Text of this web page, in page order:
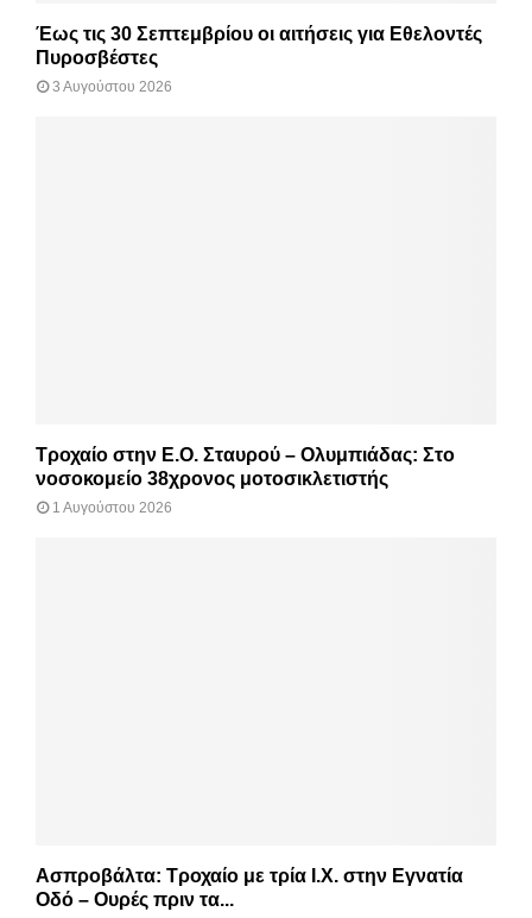
Έως τις 30 Σεπτεμβρίου οι αιτήσεις για Εθελοντές
Πυροσβέστες
3 Αυγούστου 2026
Τροχαίο στην Ε.Ο. Σταυρού – Ολυμπιάδας: Στο
νοσοκομείο 38χρονος μοτοσικλετιστής
1 Αυγούστου 2026
Ασπροβάλτα: Τροχαίο με τρία Ι.Χ. στην Εγνατία
Οδό – Ουρές πριν τα...